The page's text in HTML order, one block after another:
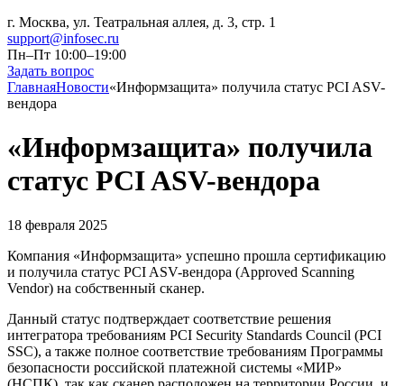
г. Москва, ул. Театральная аллея, д. 3, стр. 1
support@infosec.ru
Пн–Пт 10:00–19:00
Задать вопрос
ГлавнаяНовости«Информзащита» получила статус PCI ASV-
вендора
«Информзащита» получила
статус PCI ASV-вендора
18 февраля 2025
Компания «Информзащита» успешно прошла сертификацию
и получила статус PCI ASV-вендора (Approved Scanning
Vendor) на собственный сканер.
Данный статус подтверждает соответствие решения
интегратора требованиям PCI Security Standards Council (PCI
SSC), а также полное соответствие требованиям Программы
безопасности российской платежной системы «МИР»